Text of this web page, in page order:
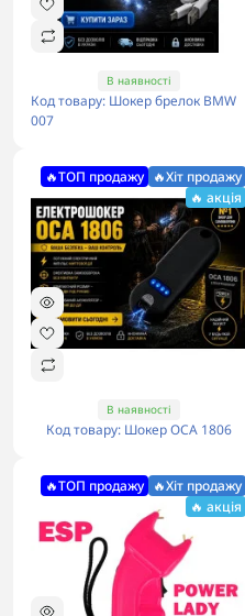
В наявності
Код товару: Шокер брелок BMW
007
🔥ТОП продажу 🔥Хіт продажу
🔥 акція
В наявності
Код товару: Шокер ОСА 1806
🔥ТОП продажу 🔥Хіт продажу
🔥 акція